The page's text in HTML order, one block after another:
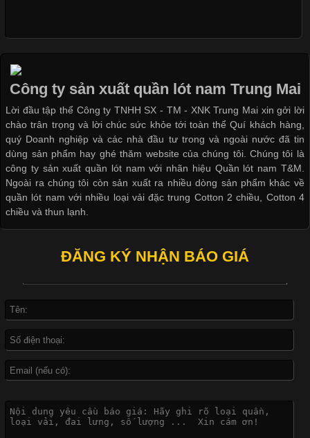
Công Nghệ In Chuyển Nhiệt Trong Ngành Thời Trang Hiện
Cập nhật 2026-04-21 15:41:03
In Chuyển Nhiệt Là Gì? Công Nghệ In Hiện Đại Trong Ngành
May Mặc Trong ngành in ấn và thời trang, in chuyển nhiệt đang
là một trong những công nghệ phổ biến nhờ khả năng tạo ra
hình ảnh sắc nét và bền màu. Đặc biệt, kỹ thuật này được ứng
dụng rộng rãi trong sản xuất áo thun, đồ thể thao
Vì Sao Cơ Sở Sản Xuất Quần Lót Nam Ưa Chuộng Vải
Cotton?
Vải cotton là một trong những chất liệu được sử dụng rộng rãi
nhất trong ngành dệt may nhờ đặc tính mềm mại, thoáng mát
và thấm hút mồ hôi tốt. Đây cũng là loại vải được nhiều công ty
sản xuất quần lót nam lựa chọn để tạo ra các sản phẩm chất
lượng, phù hợp với nhu cầu sử dụng
Công ty sản xuất quần lót nam Trung Mai
Lời đầu tập thể Công ty TNHH SX - TM - XNK Trung Mai xin gởi lời
chào trân trọng và lời chúc sức khỏe tới toàn thể Quí khách hàng,
quý Doanh nghiệp và các nhà đầu tư trong và ngoài nước đã tin
dùng sản phẩm hay ghé thăm website của chúng tôi. Chúng tôi là
công ty sản xuất quần lót nam với nhãn hiệu Quần lót nam T&M.
Ngoài ra chúng tôi còn sản xuất ra nhiều dòng sản phẩm khác về
quần lót nam với nhiều loại vải đặc trung Cotton 2 chiều, Cotton 4
chiều và thun lạnh.
ĐĂNG KÝ NHẬN BÁO GIÁ